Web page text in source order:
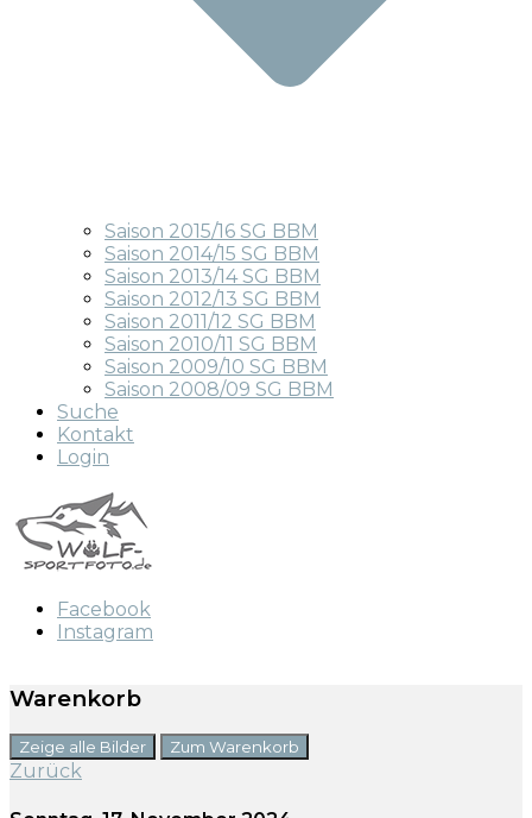
Saison 2015/16 SG BBM
Saison 2014/15 SG BBM
Saison 2013/14 SG BBM
Saison 2012/13 SG BBM
Saison 2011/12 SG BBM
Saison 2010/11 SG BBM
Saison 2009/10 SG BBM
Saison 2008/09 SG BBM
Suche
Kontakt
Login
Facebook
Instagram
Warenkorb
Zeige alle Bilder Zum Warenkorb
Zurück